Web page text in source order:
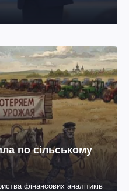
по сільському
фінансових аналітиків